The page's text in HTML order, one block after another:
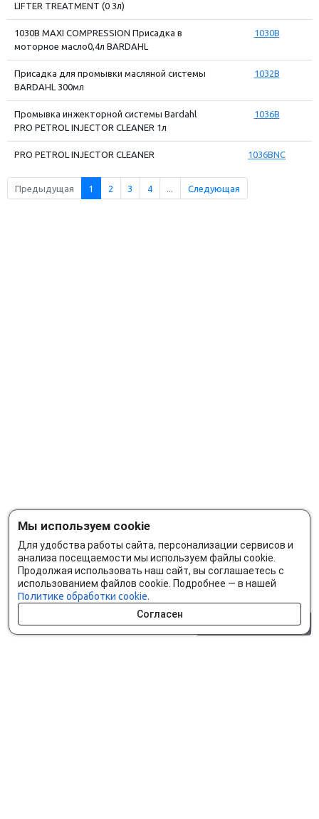
LIFTER TREATMENT (0 3л)
1030B MAXI COMPRESSION Присадка в
моторное масло0,4л BARDAHL
1030B
Присадка для промывки масляной системы
BARDAHL 300мл
1032B
Промывка инжекторной системы Bardahl
PRO PETROL INJECTOR CLEANER 1л
1036B
PRO PETROL INJECTOR CLEANER 1036BNC
Предыдущая 1 2 3 4 ... Следующая
Мы используем cookie
Для удобства работы сайта, персонализации сервисов и
анализа посещаемости мы используем файлы cookie.
Продолжая использовать наш сайт, вы соглашаетесь с
использованием файлов cookie. Подробнее — в нашей
Политике обработки cookie.
Согласен